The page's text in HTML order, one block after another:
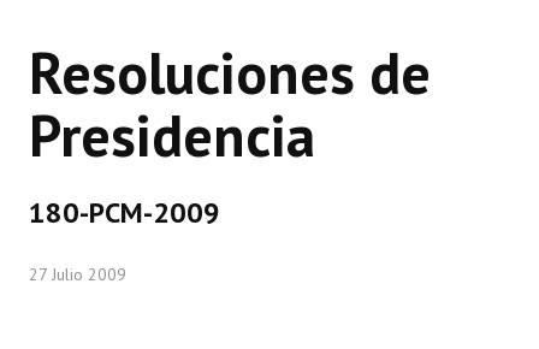
CONCEJO
Bloques Políticos
Comisiones Permanentes
Comisiones Especiales
Resoluciones de
Presidencia
180-PCM-2009
27 Julio 2009